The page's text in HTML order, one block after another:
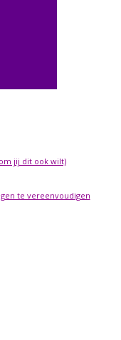
jij dit ook wilt)
te vereenvoudigen